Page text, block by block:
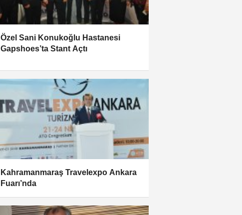
Özel Sani Konukoğlu Hastanesi
Gapshoes’ta Stant Açtı
Kahramanmaraş Travelexpo Ankara
Fuarı’nda